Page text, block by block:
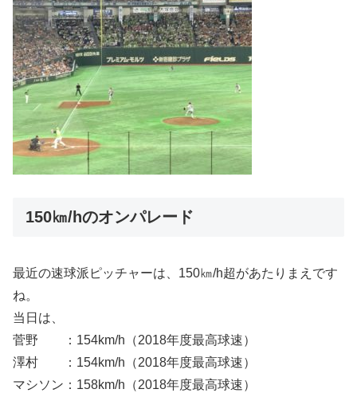
150㎞/hのオンパレード
最近の速球派ピッチャーは、150㎞/h超があたりまえです
ね。
当日は、
菅野 ：154km/h（2018年度最高球速）
澤村 ：154km/h（2018年度最高球速）
マシソン：158km/h（2018年度最高球速）